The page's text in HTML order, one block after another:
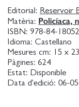
Nesb es el
Díaz TRAS
LECTORES,
NEGRA CON UN
MONUMENTAL
sorpresas y
Nesb es el
Díaz Sin duda, la
Editorial: Reservoir
Matèria: Policíaca,
ISBN: 978-84-
Idioma: Castellano
Mesures cm:
15 x 23
Pàgines: 624
Estat: Disponible
Data d'edició: 06-